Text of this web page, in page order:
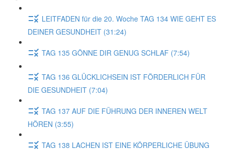
LEITFADEN für die 20. Woche TAG 134 WIE GEHT ES
DEINER GESUNDHEIT (31:24)
TAG 135 GÖNNE DIR GENUG SCHLAF (7:54)
TAG 136 GLÜCKLICHSEIN IST FÖRDERLICH FÜR
DIE GESUNDHEIT (7:04)
TAG 137 AUF DIE FÜHRUNG DER INNEREN WELT
HÖREN (3:55)
TAG 138 LACHEN IST EINE KÖRPERLICHE ÜBUNG